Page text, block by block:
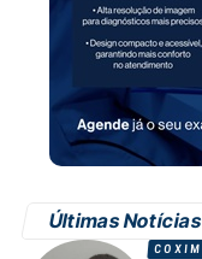
Últimas Notícias
COXIM